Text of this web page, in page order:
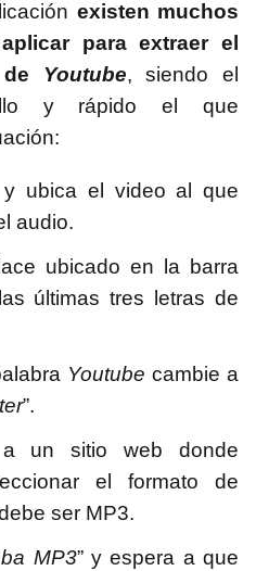
existen muchos
para extraer el
Youtube, siendo el
y rápido el que
y ubica el video al que
audio.
ubicado en la barra
últimas tres letras de
Youtube cambie a
”.
un sitio web donde
el formato de
ser MP3.
MP3” y espera a que